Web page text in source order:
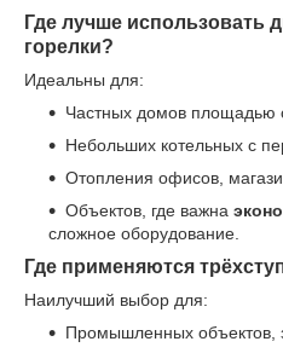
Где лучше использовать
горелки?
Идеальны для:
Частных домов площадью
Небольших котельных с
Отопления офисов,
Объектов, где важна
сложное оборудование.
Где применяются
Наилучший выбор для:
Промышленных объектов,